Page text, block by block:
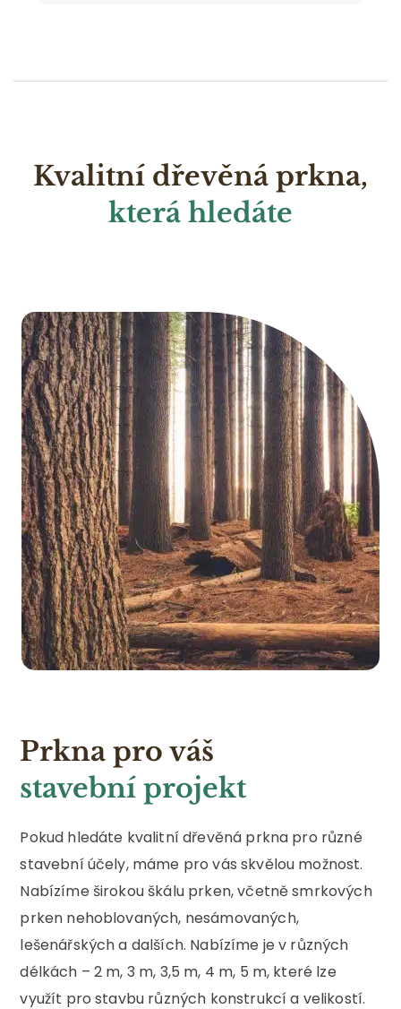
Kvalitní dřevěná prkna,
která hledáte
Prkna pro váš
stavební projekt
Pokud hledáte kvalitní dřevěná prkna pro různé
stavební účely, máme pro vás skvělou možnost.
Nabízíme širokou škálu prken, včetně smrkových
prken nehoblovaných, nesámovaných,
lešenářských a dalších. Nabízíme je v různých
délkách – 2 m, 3 m, 3,5 m, 4 m, 5 m, které lze
využít pro stavbu různých konstrukcí a velikostí.